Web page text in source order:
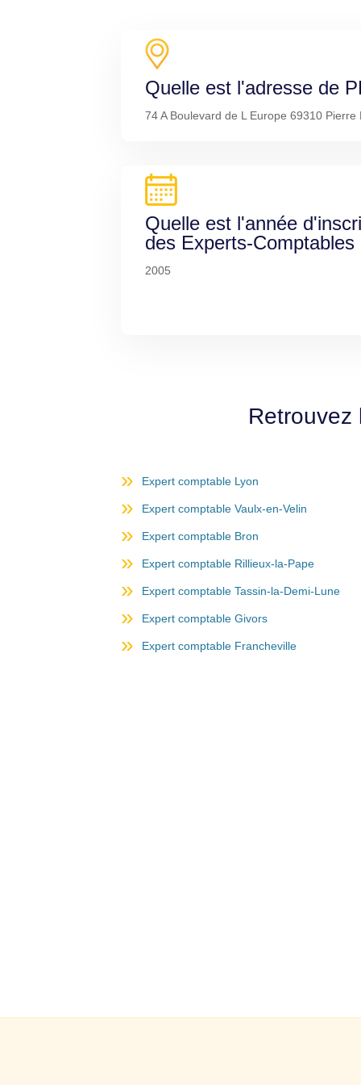
Quelle est l'adresse de
74 A Boulevard de L Europe 69310 Pierre
Quelle est l'année
des Experts-Comptables
2005
Retrouvez
Expert comptable Lyon
Expert comptable Vaulx-en-Velin
Expert comptable Bron
Expert comptable Rillieux-la-Pape
Expert comptable Tassin-la-Demi-Lune
Expert comptable Givors
Expert comptable Francheville